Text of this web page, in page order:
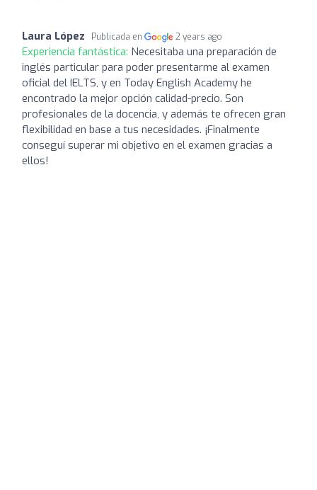
Laura López Publicada en 2 years ago
Experiencia fantástica: Necesitaba una preparación de
inglés particular para poder presentarme al examen
oficial del IELTS, y en Today English Academy he
encontrado la mejor opción calidad-precio. Son
profesionales de la docencia, y además te ofrecen gran
flexibilidad en base a tus necesidades. ¡Finalmente
conseguí superar mi objetivo en el examen gracias a
ellos!